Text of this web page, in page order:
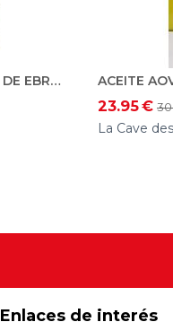
ACEITE AOVE ALMAZARA DE EBRO. ECO. 5L
23.95€
La Cave
Enlaces de interés